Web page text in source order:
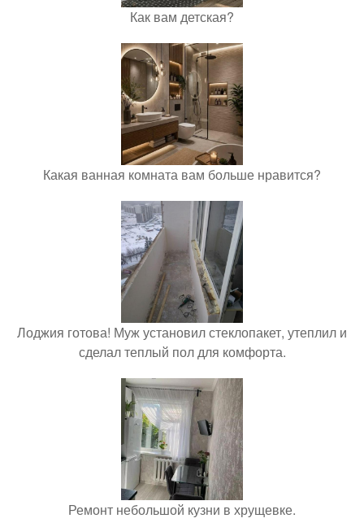
Как вам детская?
Какая ванная комната вам больше нравится?
Лоджия готова! Муж установил стеклопакет, утеплил и
сделал теплый пол для комфорта.
Ремонт небольшой кузни в хрущевке.